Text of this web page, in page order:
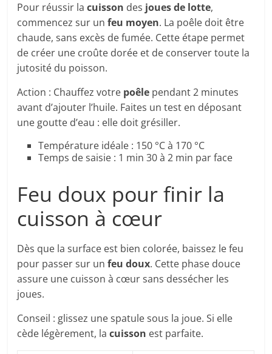
Pour réussir lacuisson des joues de lotte,
commencez sur unfeu moyen. La poêle doit être
chaude, sans excès de fumée. Cette étape permet
de créer une croûte dorée et de conserver toute la
jutosité du poisson.
Action : Chauffez votre poêle pendant 2 minutes
avant d’ajouter l’huile. Faites un test en déposant
une goutte d’eau : elle doit grésiller.
Température idéale : 150 °C à 170 °C
Temps de saisie : 1 min 30 à 2 min par face
Feu doux pour finir la
cuisson à cœur
Dès que la surface est bien colorée, baissez le feu
pour passer sur unfeu doux. Cette phase douce
assure une cuisson à cœur sans dessécher les
joues.
Conseil : glissez une spatule sous la joue. Si elle
cède légèrement, lacuisson est parfaite.